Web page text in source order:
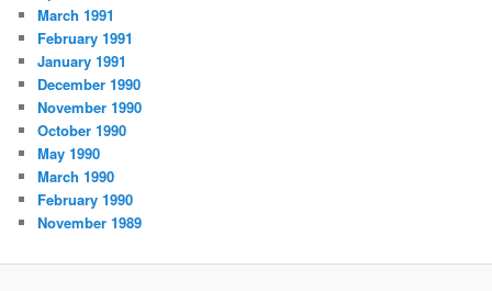
March 1991
February 1991
January 1991
December 1990
November 1990
October 1990
May 1990
March 1990
February 1990
November 1989